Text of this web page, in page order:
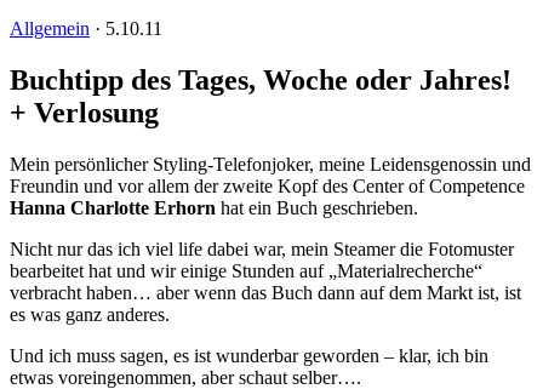
Allgemein · 5.10.11
Buchtipp des Tages, Woche oder Jahres!
+ Verlosung
Mein persönlicher Styling-Telefonjoker, meine Leidensgenossin und
Freundin und vor allem der zweite Kopf des Center of Competence
Hanna Charlotte Erhorn hat ein Buch geschrieben.
Nicht nur das ich viel life dabei war, mein Steamer die Fotomuster
bearbeitet hat und wir einige Stunden auf „Materialrecherche“
verbracht haben… aber wenn das Buch dann auf dem Markt ist, ist
es was ganz anderes.
Und ich muss sagen, es ist wunderbar geworden – klar, ich bin
etwas voreingenommen, aber schaut selber….